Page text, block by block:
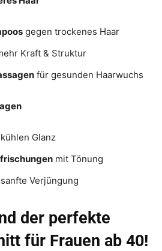
gegen trockenes Haar
Kraft & Struktur
für gesunden Haarwuchs
Glanz
mit Tönung
Verjüngung
der perfekte
für Frauen ab 40!